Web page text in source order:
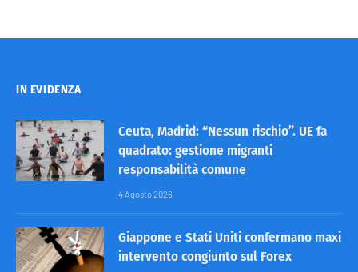
IN EVIDENZA
Ceuta, Madrid: “Nessun rischio”. UE fa
quadrato: gestione migranti
responsabilità comune
4 Agosto 2026
Giappone e Stati Uniti confermano maxi
intervento congiunto sul Forex